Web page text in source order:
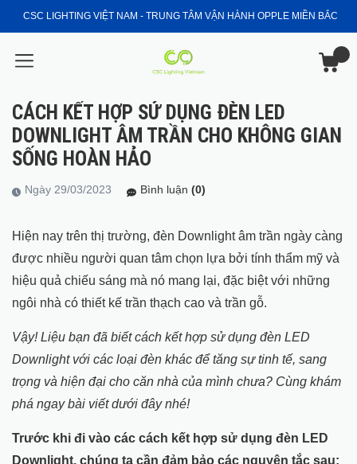
CSC LIGHTING VIỆT NAM - TRUNG TÂM VẬN HÀNH OPPLE MIỀN BẮC
CÁCH KẾT HỢP SỬ DỤNG ĐÈN LED
DOWNLIGHT ÂM TRẦN CHO KHÔNG GIAN
SỐNG HOÀN HẢO
Ngày 29/03/2023 Bình luận (0)
Hiện nay trên thị trường, đèn Downlight âm trần ngày càng
được nhiều người quan tâm chọn lựa bởi tính thẩm mỹ và
hiệu quả chiếu sáng mà nó mang lại, đặc biệt với những
ngôi nhà có thiết kế trần thạch cao và trần gỗ.
Vậy! Liệu bạn đã biết cách kết hợp sử dụng đèn LED
Downlight với các loại đèn khác để tăng sự tinh tế, sang
trọng và hiện đại cho căn nhà của mình chưa? Cùng khám
phá ngay bài viết dưới đây nhé!
Trước khi đi vào các cách kết hợp sử dụng đèn LED
Downlight, chúng ta cần đảm bảo các nguyên tắc sau: